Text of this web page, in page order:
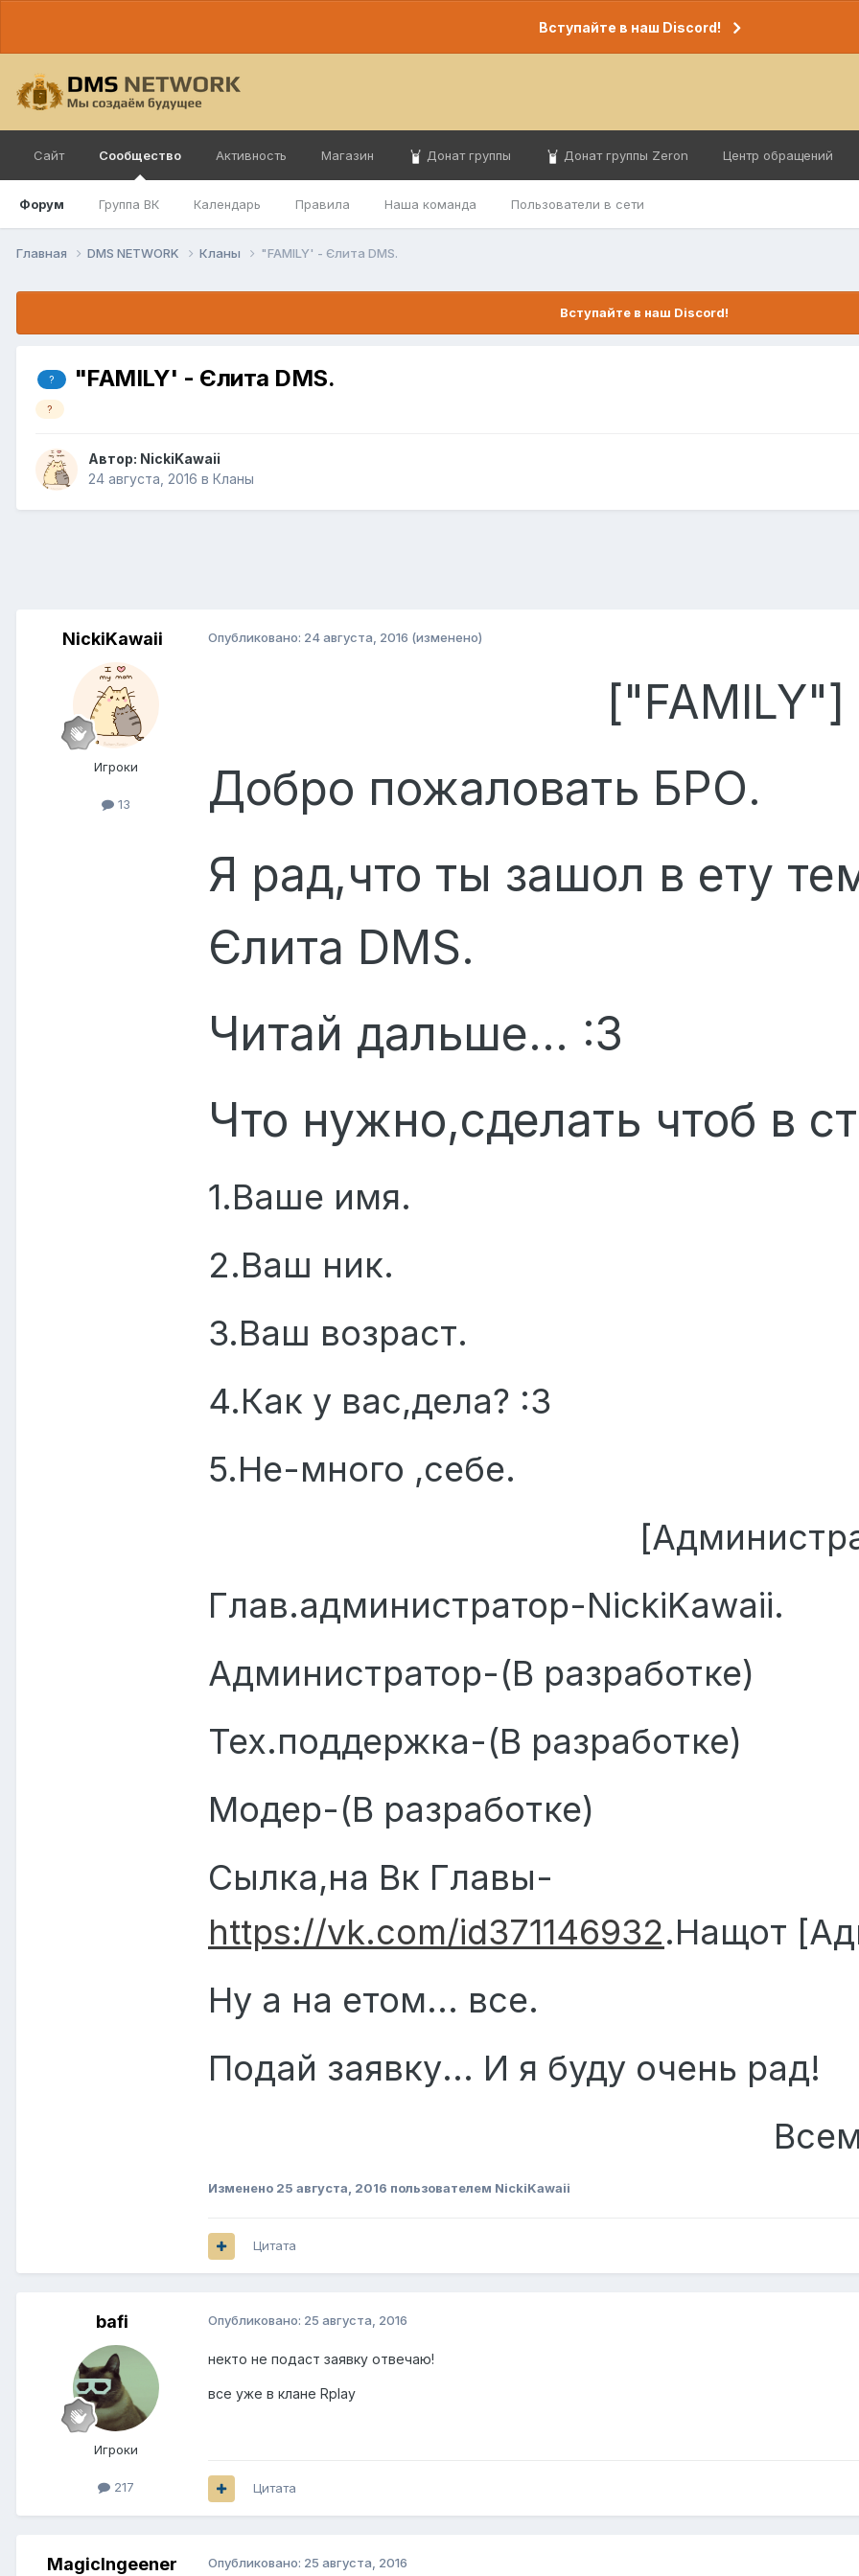
Вступайте в наш Discord!
Сайт Сообщество
Форум Группа ВК Календарь Правила Наша команда Пользователи в сети
Активность Магазин Донат группы Донат группы Zeron Центр обращений
Главная DMS NETWORK Кланы "FAMILY' - Єлита DMS.
Вступайте в наш Discord!
? "FAMILY' - Єлита DMS.
?
Автор: NickiKawaii
24 августа, 2016 в Кланы
NickiKawaii
Игроки
13
Опубликовано: 24 августа, 2016 (изменено)
["FAMILY"]
Добро пожаловать БРО.
Я рад,что ты зашол в ету
Єлита DMS.
Читай дальше... :3
Что нужно,сделать чтоб в
1.Ваше имя.
2.Ваш ник.
3.Ваш возраст.
4.Как у вас,дела? :3
5.Не-много ,себе.
Глав.aдминистратор-NickiKawaii.
Администратор-(В разработке)
Тех.поддержка-(В разработке)
Модер-(В разработке)
Сылка,на Вк Главы-
https://vk.com/id371146932.Нащот
Ну а на етом... все.
Подай заявку... И я буду очень рад!
Всем
Изменено 25 августа, 2016 пользователем NickiKawaii
Цитата
bafi
Игроки
217
Опубликовано: 25 августа, 2016
некто не подаст заявку отвечаю!
все уже в клане Rplay
Цитата
MagicIngeener Опубликовано: 25 августа, 2016